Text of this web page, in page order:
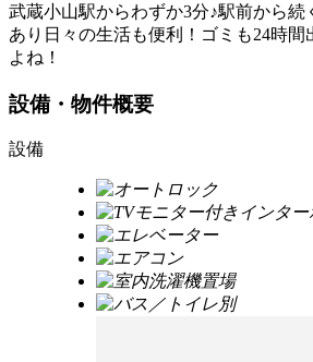
武蔵小山駅からわずか3分♪駅前から
あり日々の生活も便利！ゴミも24時間
よね！
設備・物件概要
設備